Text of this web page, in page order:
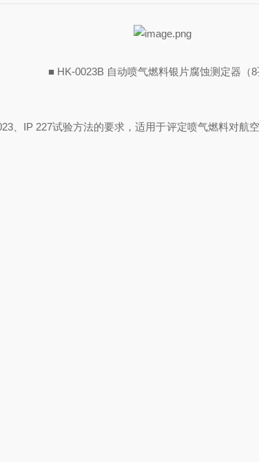
■ HK-0023B 自动喷气燃料银片腐蚀测定器（8
、IP 227试验方法的要求，适用于评定喷气燃料对